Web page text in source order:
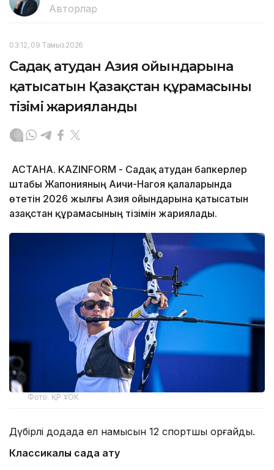
Авторлар
03:12, 09 Тамыз 2026
Садақ атудан Азия ойындарына
қатысатын Қазақстан құрамасының
тізімі жарияланды
АСТАНА. KAZINFORM - Садақ атудан бапкерлер
штабы Жапонияның Аичи-Нагоя қалаларында
өтетін 2026 жылғы Азия ойындарына қатысатын
Қазақстан құрамасының тізімін жариялады.
Фото: ҚР ҰОК
Дүбірлі додада ел намысын 12 спортшы қорғайды.
Классикалық садақ ату